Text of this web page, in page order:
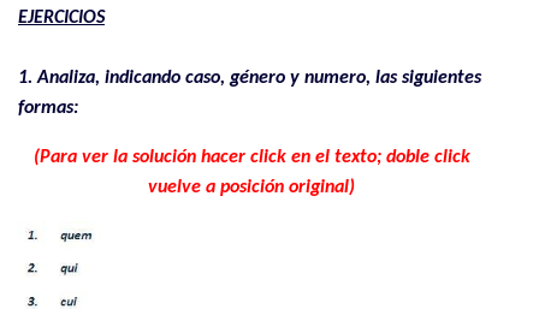
EJERCICIOS
1. Analiza, indicando caso, género y numero, las siguientes
formas:
(Para ver la solución hacer click en el texto; doble click
vuelve a posición original)